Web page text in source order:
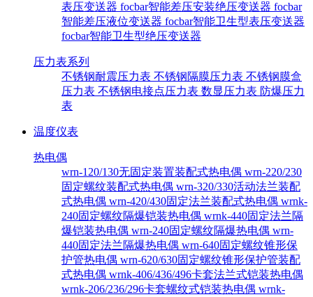
表压变送器 focbar智能差压安装绝压变送器 focbar
智能差压液位变送器 focbar智能卫生型表压变送器
focbar智能卫生型绝压变送器
压力表系列
不锈钢耐震压力表 不锈钢隔膜压力表 不锈钢膜盒
压力表 不锈钢电接点压力表 数显压力表 防爆压力
表
温度仪表
热电偶
wrn-120/130无固定装置装配式热电偶 wrn-220/230
固定螺纹装配式热电偶 wrn-320/330活动法兰装配
式热电偶 wrn-420/430固定法兰装配式热电偶 wrnk-
240固定螺纹隔爆铠装热电偶 wrnk-440固定法兰隔
爆铠装热电偶 wrn-240固定螺纹隔爆热电偶 wrn-
440固定法兰隔爆热电偶 wrn-640固定螺纹锥形保
护管热电偶 wrn-620/630固定螺纹锥形保护管装配
式热电偶 wrnk-406/436/496卡套法兰式铠装热电偶
wrnk-206/236/296卡套螺纹式铠装热电偶 wrnk-